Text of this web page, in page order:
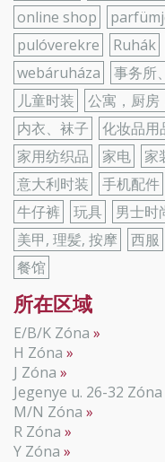
online shop
pulóverekre
Ruhák
webáruháza
事务所
儿童时装
公寓，厨房
内衣、袜子
化妆品用
家用纺织品
家电 家
意大利时装
手机配件
牛仔裤
玩具 男士时
美甲, 理髪, 按摩
西服
餐馆
所在区域
E/B/K Zóna
H Zóna
J Zóna
Jegenye u. 26-32 Zóna
M/N Zóna
R Zóna
Y Zóna